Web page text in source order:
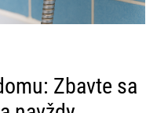
Zbavte sa